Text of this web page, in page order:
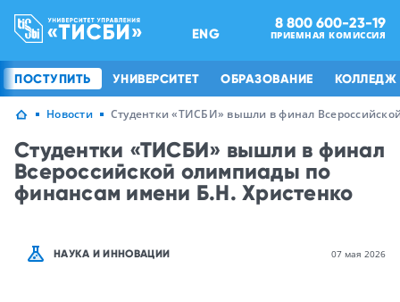
ENG
8 800 600-23-19
ПРИЕМНАЯ КОМИССИЯ
ПОСТУПИТЬ УНИВЕРСИТЕТ ОБРАЗОВАНИЕ КОЛЛЕДЖ
Новости Студентки «ТИСБИ» вышли в финал
Студентки «ТИСБИ» вышли в финал
Всероссийской олимпиады по
финансам имени Б.Н. Христенко
НАУКА И ИННОВАЦИИ 07 мая 2026